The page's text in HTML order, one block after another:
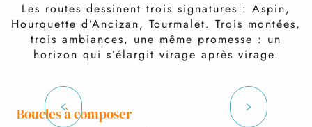
Les routes dessinent trois signatures : Aspin,
Hourquette d’Ancizan, Tourmalet. Trois montées,
trois ambiances, une même promesse : un
horizon qui s’élargit virage après virage.
Col d'Aspin
Boucles à composer